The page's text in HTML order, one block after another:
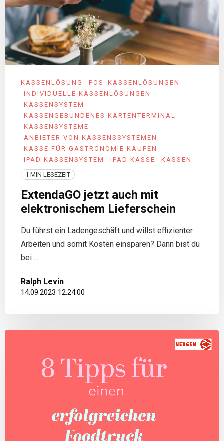
KASSENLÖSUNG
POS_KASSENLÖSUNGEN
INDIVIDUELLE KASSENLÖSUNGEN
KASSENSYSTEM
KASSENGEBUNDENES KARTENTERMINAL
KASSENSYSTEME
ANBIETER VON KASSENSSYSTEMEN
KASSE FÜR GASTRONOMIE KAUFEN
IPAD KASSENSYSTEM
IPAD KASSE
KASSEN
1 MIN LESEZEIT
ExtendaGO jetzt auch mit
elektronischem Lieferschein
Du führst ein Ladengeschäft und willst effizienter
Arbeiten und somit Kosten einsparen? Dann bist du
bei ...
Ralph Levin
14.09.2023 12:24:00